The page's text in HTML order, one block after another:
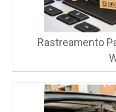
Rastreamento